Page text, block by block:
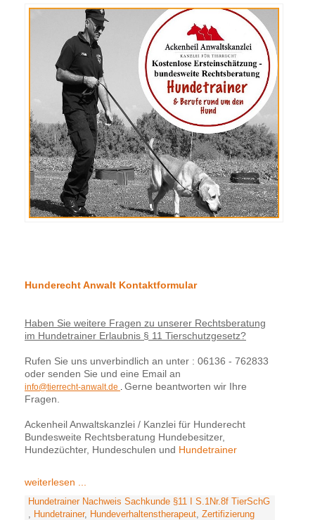
Hunderecht Anwalt Kontaktformular
Haben Sie weitere Fragen zu unserer Rechtsberatung
im Hundetrainer Erlaubnis § 11 Tierschutzgesetz?
Rufen Sie uns unverbindlich an unter : 06136 - 762833
oder senden Sie und eine Email an
info@tierrecht-anwalt.de . Gerne beantworten wir Ihre
Fragen.
Ackenheil Anwaltskanzlei / Kanzlei für Hunderecht
Bundesweite Rechtsberatung Hundebesitzer,
Hundezüchter, Hundeschulen und Hundetrainer
weiterlesen ...
Hundetrainer Nachweis Sachkunde §11 I S.1Nr.8f TierSchG
, Hundetrainer, Hundeverhaltenstherapeut, Zertifizierung